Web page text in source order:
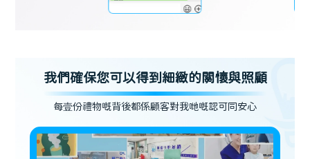
我們確保您可以得到細緻的關懷與照顧
每壹份禮物嘅背後都係顧客對我哋嘅認可同安心